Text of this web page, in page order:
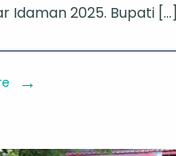
Idaman 2025. Bupati […]